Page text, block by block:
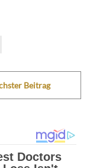
Beitrag